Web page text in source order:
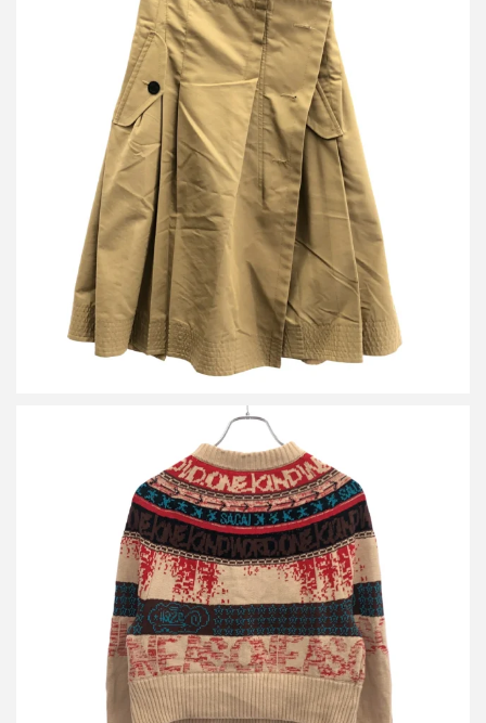
サカイ 22SS コットンギャバジンミックスカート 22-05949
買取金額7,000円
詳しく見る
サカイ 23SS Eric Haze Jacquard Knit Pullover ジャカードニット
プルオーバー 23-06464
買取金額9,600円
詳しく見る